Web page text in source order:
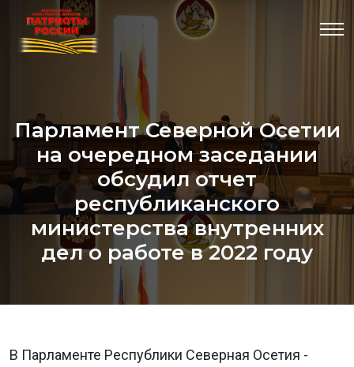
Парламент Северной Осетии
на очередном заседании
обсудил отчет
республиканского
министерства внутренних
дел о работе в 2022 году
В Парламенте Республики Северная Осетия -